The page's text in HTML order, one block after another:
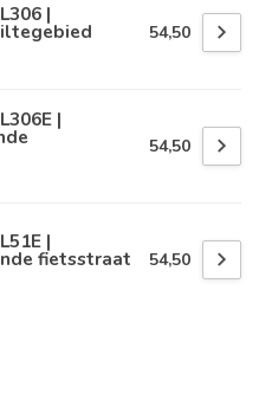
|
54,50
|
54,50
|
fietsstraat 54,50